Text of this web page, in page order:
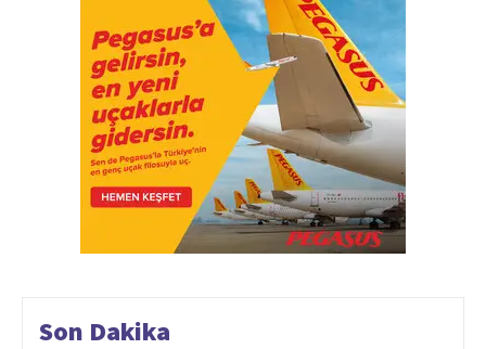
Son Dakika